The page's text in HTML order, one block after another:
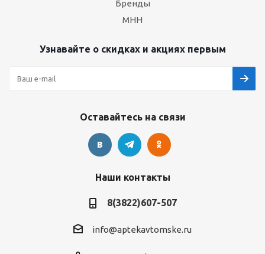
Бренды
МНН
Узнавайте о скидках и акциях первым
Оставайтесь на связи
Наши контакты
8(3822)607-507
info@aptekavtomske.ru